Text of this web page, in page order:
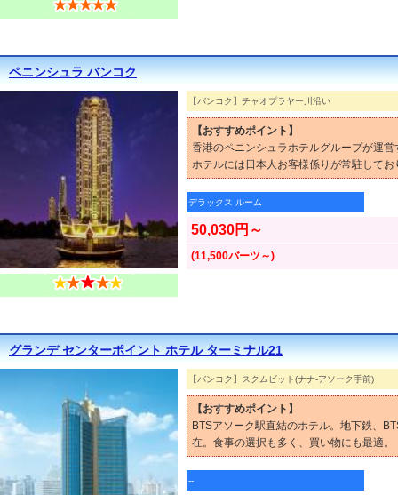
ペニンシュラ バンコク
【バンコク】チャオプラヤー川沿い
【おすすめポイント】
香港のペニンシュラホテルグループが運
ホテルには日本人お客様係りが常駐して
デラックス ルーム
50,030円～
(11,500バーツ～)
グランデ センターポイント ホテル ターミナル21
【バンコク】スクムビット(ナナ-アソーク手前)
【おすすめポイント】
BTSアソーク駅直結のホテル。地下鉄、
在。食事の選択も多く、買い物にも最適。
--